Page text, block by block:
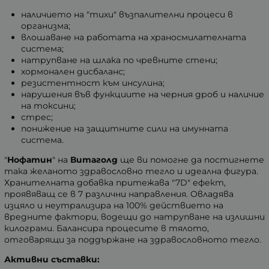
наличието на "тихи" възпалителни процеси в
организма;
влошаване на работата на храносмилателната
система;
натрупване на шлака по чревните стени;
хормонален дисбаланс;
резистентност към инсулина;
нарушения във функциите на черния дроб и наличие
на токсини;
стрес;
понижение на защитните сили на имунната
система.
"Нофатин" на Витаголд ще ви помогне да постигнете
така желаното здравословно тегло и идеална фигура.
Хранителната добавка притежава "7D" ефект,
проявяващ се в 7 различни направления. Овладява
изцяло и неутрализира на 100% действието на
вредните фактори, водещи до натрупване на излишни
килограми. Балансира процесите в тялото,
отговарящи за поддържане на здравословното тегло.
Активни съставки: